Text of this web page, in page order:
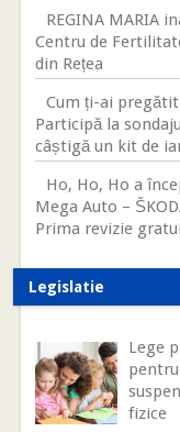
REGINA MARIA
Centru de
din Rețea
Cum ți-ai
Participă la
câștigă un kit de
Ho, Ho, Ho a
Mega Auto –
Prima revizie
Legislatie
Lege
fizice